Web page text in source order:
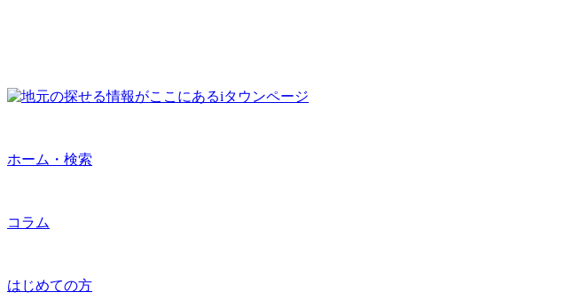
ホーム・検索
コラム
はじめての方